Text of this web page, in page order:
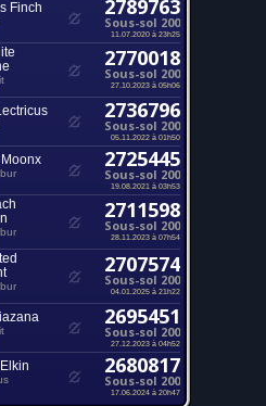
Finch 2789763
Sous-sol 200
11.07.2020 à 23h25
2770018
Sous-sol 200
27.10.2023 à 05h06
2736796
Sous-sol 200
05.11.2022 à 01h50
2725445
Sous-sol 200
19.08.2021 à 03h53
2711598
Sous-sol 200
28.11.2023 à 07h54
2707574
Sous-sol 200
04.01.2025 à 21h22
2695451
Sous-sol 200
27.12.2023 à 04h52
2680817
Sous-sol 200
17.06.2024 à 20h47